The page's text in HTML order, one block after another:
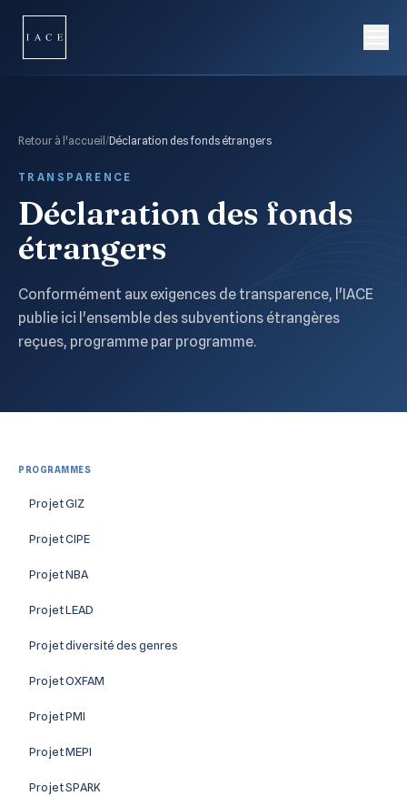
Retour à l'accueil /Déclaration des fonds étrangers
TRANSPARENCE
Déclaration des fonds
étrangers
Conformément aux exigences de transparence, l'IACE
publie ici l'ensemble des subventions étrangères
reçues, programme par programme.
PROGRAMMES
Projet GIZ
Projet CIPE
Projet NBA
Projet LEAD
Projet diversité des genres
Projet OXFAM
Projet PMI
Projet MEPI
Projet SPARK